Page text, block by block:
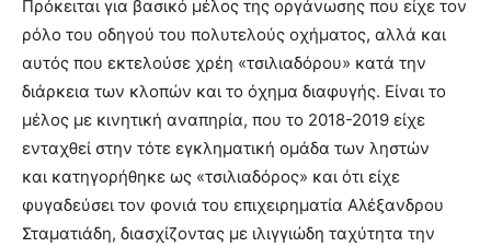
Πρόκειται για βασικό μέλος της οργάνωσης που είχε τον
ρόλο του οδηγού του πολυτελούς οχήματος, αλλά και
αυτός που εκτελούσε χρέη «τσιλιαδόρου» κατά την
διάρκεια των κλοπών και το όχημα διαφυγής. Είναι το
μέλος με κινητική αναπηρία, που το 2018-2019 είχε
ενταχθεί στην τότε εγκληματική ομάδα των ληστών
και κατηγορήθηκε ως «τσιλιαδόρος» και ότι είχε
φυγαδεύσει τον φονιά του επιχειρηματία Αλέξανδρου
Σταματιάδη, διασχίζοντας με ιλιγγιώδη ταχύτητα την